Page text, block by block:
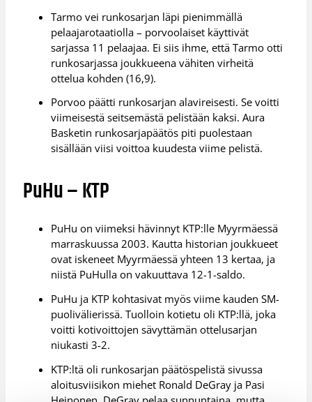
Tarmo vei runkosarjan läpi pienimmällä
pelaajarotaatiolla – porvoolaiset käyttivät
sarjassa 11 pelaajaa. Ei siis ihme, että Tarmo otti
runkosarjassa joukkueena vähiten virheitä
ottelua kohden (16,9).
Porvoo päätti runkosarjan alavireisesti. Se voitti
viimeisestä seitsemästä pelistään kaksi. Aura
Basketin runkosarjapäätös piti puolestaan
sisällään viisi voittoa kuudesta viime pelistä.
PuHu – KTP
PuHu on viimeksi hävinnyt KTP:lle Myyrmäessä
marraskuussa 2003. Kautta historian joukkueet
ovat iskeneet Myyrmäessä yhteen 13 kertaa, ja
niistä PuHulla on vakuuttava 12-1-saldo.
PuHu ja KTP kohtasivat myös viime kauden SM-
puolivälierissä. Tuolloin kotietu oli KTP:llä, joka
voitti kotivoittojen sävyttämän ottelusarjan
niukasti 3-2.
KTP:ltä oli runkosarjan päätöspelistä sivussa
aloitusviisikon miehet Ronald DeGray ja Pasi